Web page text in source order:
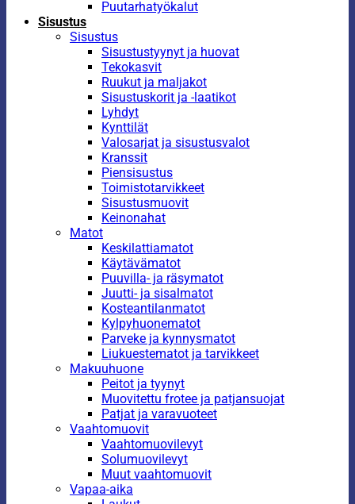
Puutarhatyökalut
Sisustus
Sisustus
Sisustustyynyt ja huovat
Tekokasvit
Ruukut ja maljakot
Sisustuskorit ja -laatikot
Lyhdyt
Kynttilät
Valosarjat ja sisustusvalot
Kranssit
Piensisustus
Toimistotarvikkeet
Sisustusmuovit
Keinonahat
Matot
Keskilattiamatot
Käytävämatot
Puuvilla- ja räsymatot
Juutti- ja sisalmatot
Kosteantilanmatot
Kylpyhuonematot
Parveke ja kynnysmatot
Liukuestematot ja tarvikkeet
Makuuhuone
Peitot ja tyynyt
Muovitettu frotee ja patjansuojat
Patjat ja varavuoteet
Vaahtomuovit
Vaahtomuovilevyt
Solumuovilevyt
Muut vaahtomuovit
Vapaa-aika